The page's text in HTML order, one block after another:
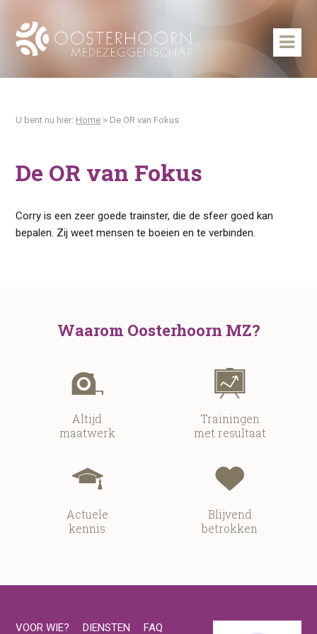
U bent nu hier: Home > De OR van Fokus
De OR van Fokus
Corry is een zeer goede trainster, die de sfeer goed kan
bepalen. Zij weet mensen te boeien en te verbinden.
Waarom Oosterhoorn MZ?
Altijd
maatwerk
Trainingen
met resultaat
Actuele
kennis
Blijvend
betrokken
VOOR WIE? DIENSTEN FAQ